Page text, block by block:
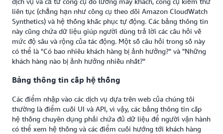
liên tục (chẳng hạn như công cụ theo dõi Amazon CloudWatch
Synthetics) và hệ thống khắc phục tự động. Các bảng thông tin
này cũng chứa dữ liệu giúp người dùng trả lời các câu hỏi về
mức độ sâu và rộng của tác động. Một số câu hỏi trong số này
có thể là "Có bao nhiêu khách hàng bị ảnh hưởng?" và "Những
khách hàng nào bị ảnh hưởng nhiều nhất?"
Bảng thông tin cấp hệ thống
Các điểm nhập vào các dịch vụ dựa trên web của chúng tôi
thường là điểm cuối UI và API, vì vậy, các bảng thông tin cấp
hệ thống chuyên dụng phải chứa đủ dữ liệu để người vận hành
có thể xem hệ thống và các điểm cuối hướng tới khách hàng